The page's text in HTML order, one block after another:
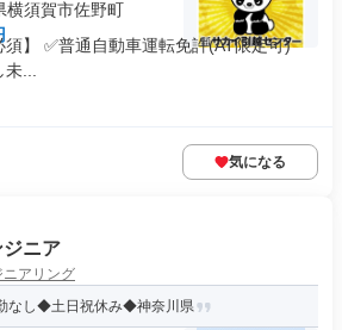
横須賀市佐野町
】 ✅普通自動車運転免許(AT限定可)
...
気になる
ニア
アリング
なし◆土日祝休み◆神奈川県